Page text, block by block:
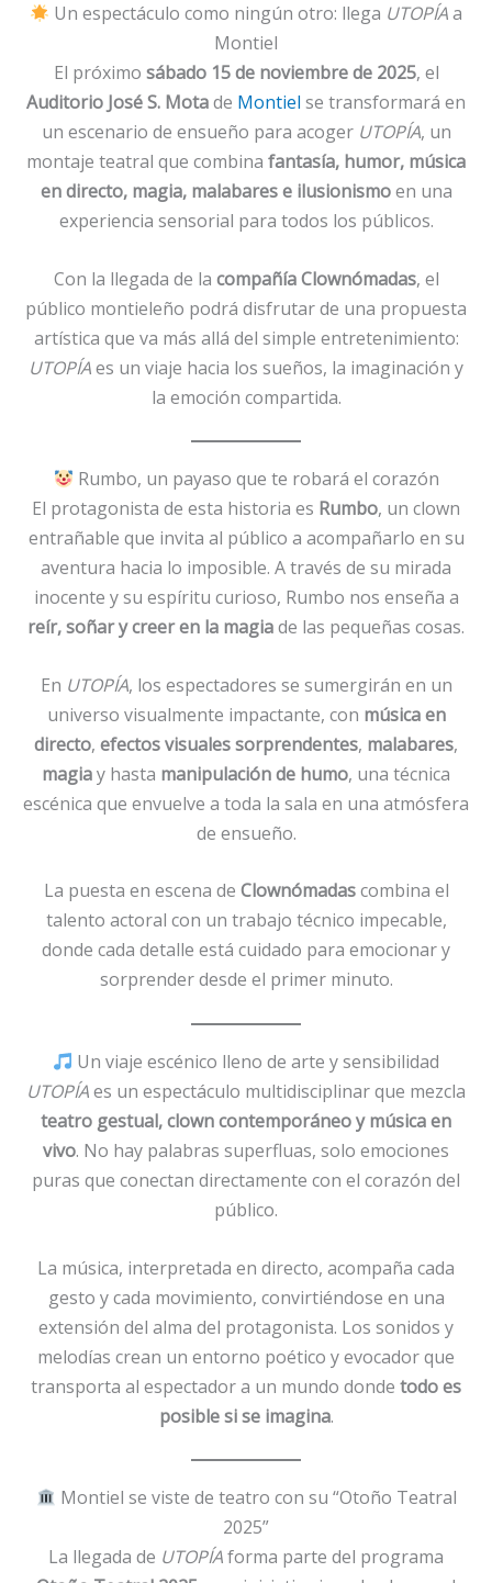
Un espectáculo como ningún otro: llega UTOPÍAa
Montiel
El próximo sábado 15 de noviembre de 2025, el
Auditorio José S. Motade Montiel se transformará en
un escenario de ensueño para acoger UTOPÍA, un
montaje teatral que combina fantasía, humor, música
en directo, magia, malabares e ilusionismoen una
experiencia sensorial para todos los públicos.
Con la llegada de la compañía Clownómadas, el
público montieleño podrá disfrutar de una propuesta
artística que va más allá del simple entretenimiento:
UTOPÍAes un viaje hacia los sueños, la imaginación y
la emoción compartida.
Rumbo, un payaso que te robará el corazón
El protagonista de esta historia es Rumbo, un clown
entrañable que invita al público a acompañarlo en su
aventura hacia lo imposible. A través de su mirada
inocente y su espíritu curioso, Rumbo nos enseña a
reír, soñar y creer en la magiade las pequeñas cosas.
En UTOPÍA, los espectadores se sumergirán en un
universo visualmente impactante, con música en
directo, efectos visuales sorprendentes, malabares,
magiay hasta manipulación de humo, una técnica
escénica que envuelve a toda la sala en una atmósfera
de ensueño.
La puesta en escena de Clownómadascombina el
talento actoral con un trabajo técnico impecable,
donde cada detalle está cuidado para emocionar y
sorprender desde el primer minuto.
Un viaje escénico lleno de arte y sensibilidad
UTOPÍAes un espectáculo multidisciplinar que mezcla
teatro gestual, clown contemporáneo y música en
vivo. No hay palabras superfluas, solo emociones
puras que conectan directamente con el corazón del
público.
La música, interpretada en directo, acompaña cada
gesto y cada movimiento, convirtiéndose en una
extensión del alma del protagonista. Los sonidos y
melodías crean un entorno poético y evocador que
transporta al espectador a un mundo donde todo es
posible si se imagina.
Montiel se viste de teatro con su “Otoño Teatral
2025”
La llegada de UTOPÍAforma parte del programa